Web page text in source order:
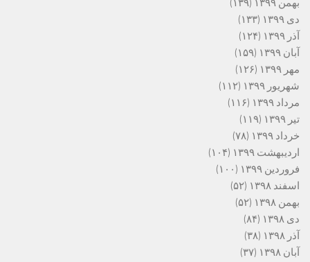
بهمن ۱۳۹۹
(۱۳۹)
دی ۱۳۹۹
(۱۳۳)
آذر ۱۳۹۹
(۱۲۴)
آبان ۱۳۹۹
(۱۵۹)
مهر ۱۳۹۹
(۱۲۶)
شهریور ۱۳۹۹
(۱۱۲)
مرداد ۱۳۹۹
(۱۱۶)
تیر ۱۳۹۹
(۱۱۹)
خرداد ۱۳۹۹
(۷۸)
اردیبهشت ۱۳۹۹
(۱۰۴)
فروردین ۱۳۹۹
(۱۰۰)
اسفند ۱۳۹۸
(۵۲)
بهمن ۱۳۹۸
(۵۲)
دی ۱۳۹۸
(۸۴)
آذر ۱۳۹۸
(۳۸)
آبان ۱۳۹۸
(۳۷)